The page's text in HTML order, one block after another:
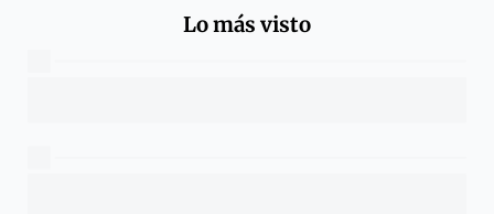
Lo más visto